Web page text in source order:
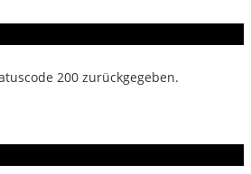
200 zurückgegeben.